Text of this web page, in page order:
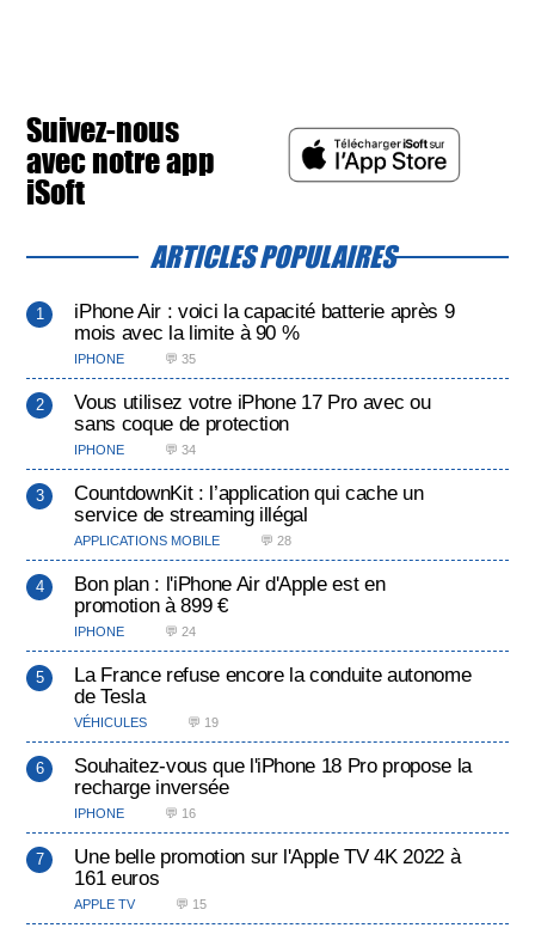
Suivez-nous
avec notre app
iSoft
ARTICLES POPULAIRES
iPhone Air : voici la capacité batterie après 9
mois avec la limite à 90 %
IPHONE 💬 35
Vous utilisez votre iPhone 17 Pro avec ou
sans coque de protection
IPHONE 💬 34
CountdownKit : l’application qui cache un
service de streaming illégal
APPLICATIONS MOBILE 💬 28
Bon plan : l'iPhone Air d'Apple est en
promotion à 899 €
IPHONE 💬 24
La France refuse encore la conduite autonome
de Tesla
VÉHICULES 💬 19
Souhaitez-vous que l'iPhone 18 Pro propose la
recharge inversée
IPHONE 💬 16
Une belle promotion sur l'Apple TV 4K 2022 à
161 euros
APPLE TV 💬 15